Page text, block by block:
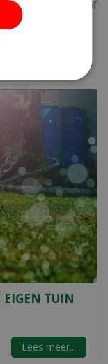
op je terras of
TUIN
Lees meer...